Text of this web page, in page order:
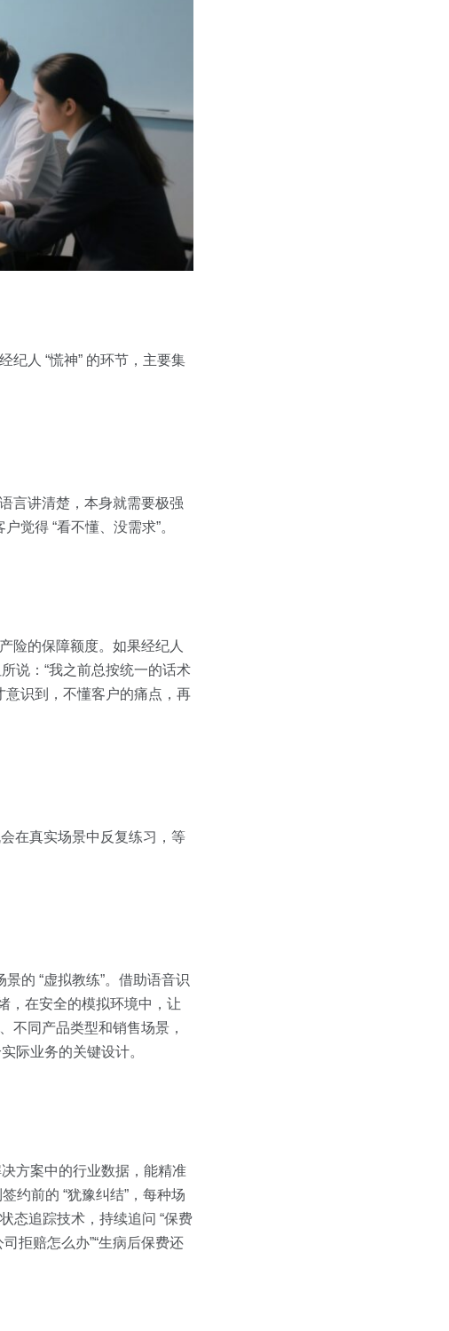
纪人 “慌神” 的环节，主要集
言讲清楚，本身就需要极强
觉得 “看不懂、没需求”。
险的保障额度。如果经纪人
说：“我之前总按统一的话术
意识到，不懂客户的痛点，再
在真实场景中反复练习，等
的 “虚拟教练”。借助语音识
，在安全的模拟环境中，让
不同产品类型和销售场景，
际业务的关键设计。
方案中的行业数据，能精准
约前的 “犹豫纠结”，每种场
态追踪技术，持续追问 “保费
拒赔怎么办”“生病后保费还